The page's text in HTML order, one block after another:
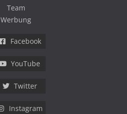
Team
Werbung
Facebook
YouTube
Twitter
Instagram